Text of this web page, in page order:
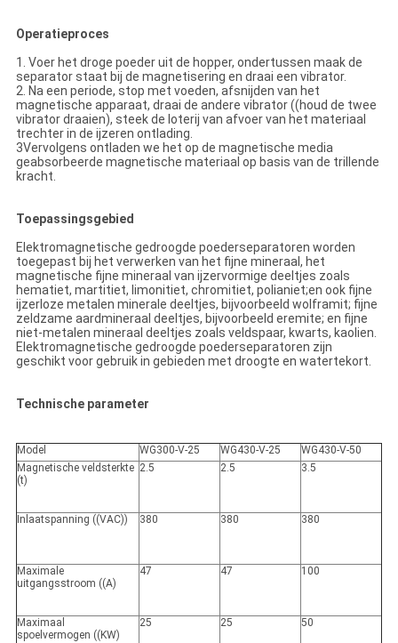
Operatieproces
1. Voer het droge poeder uit de hopper, ondertussen maak de
separator staat bij de magnetisering en draai een vibrator.
2. Na een periode, stop met voeden, afsnijden van het
magnetische apparaat, draai de andere vibrator ((houd de twee
vibrator draaien), steek de loterij van afvoer van het materiaal
trechter in de ijzeren ontlading.
3Vervolgens ontladen we het op de magnetische media
geabsorbeerde magnetische materiaal op basis van de trillende
kracht.
Toepassingsgebied
Elektromagnetische gedroogde poederseparatoren worden
toegepast bij het verwerken van het fijne mineraal, het
magnetische fijne mineraal van ijzervormige deeltjes zoals
hematiet, martitiet, limonitiet, chromitiet, polianiet;en ook fijne
ijzerloze metalen minerale deeltjes, bijvoorbeeld wolframit; fijne
zeldzame aardmineraal deeltjes, bijvoorbeeld eremite; en fijne
niet-metalen mineraal deeltjes zoals veldspaar, kwarts, kaolien.
Elektromagnetische gedroogde poederseparatoren zijn
geschikt voor gebruik in gebieden met droogte en watertekort.
Technische parameter
Model WG300-V-25 WG430-V-25
WG430-V-50
Magnetische veldsterkte
(t)
2.5 2.5 3.5
Inlaatspanning ((VAC)) 380 380 380
Maximale
uitgangsstroom ((A)
47 47 100
Maximaal
spoelvermogen ((KW)
25 25 50